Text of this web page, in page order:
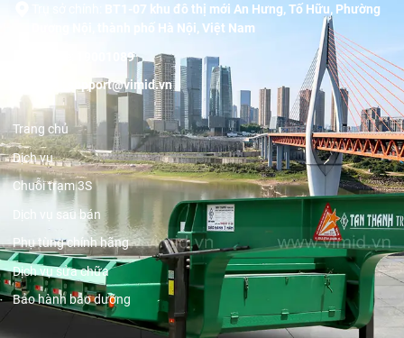
BT1-07 khu đô thị mới An Hưng, Tố Hữu, Phường
Dương Nội, thành phố Hà Nội, Việt Nam
19001089
support@vimid.vn
Trang chủ
Dịch vụ
Chuỗi trạm 3S
Dịch vụ sau bán
Phụ tùng chính hãng
Dịch vụ sửa chữa
Bảo hành bảo dưỡng